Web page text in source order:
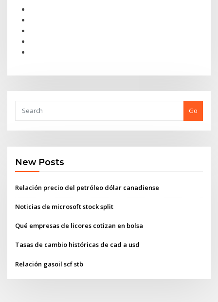
Go
New Posts
Relación precio del petróleo dólar canadiense
Noticias de microsoft stock split
Qué empresas de licores cotizan en bolsa
Tasas de cambio históricas de cad a usd
Relación gasoil scf stb